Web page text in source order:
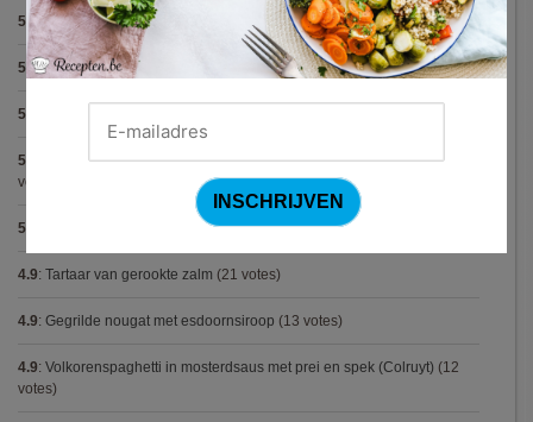
5.0:Steak met Cajun patatjes en rodekoolsla(8 votes)
5.0:Spaghetti bolognese maison (7 votes)
5.0
5.0 Hertensteak met rodewijnsaus, vijgen en bospaddestoelen(5
votes)
5.0 Capellini met scampi (Gordon Ramsay)(5 votes)
4.9: Tartaar van gerookte zalm (21 votes)
4.9: Gegrilde nougat met esdoornsiroop (13 votes)
4.9: Volkorenspaghetti in mosterdsaus met prei en spek (Colruyt) (12
votes)